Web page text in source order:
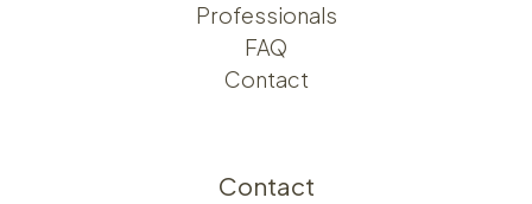
Professionals
FAQ
Contact
Contact